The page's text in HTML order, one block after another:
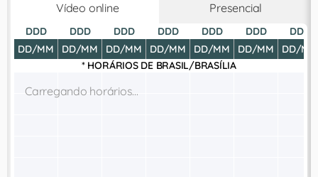
Vídeo online Presencial
DDD
DD/MM
DDD
DD/MM
DDD
DD/MM
DDD
DD/MM
DDD
DD/MM
DDD
DD/MM
DDD
DD/MM
* HORÁRIOS DE BRASIL/BRASÍLIA
Carregando horários...